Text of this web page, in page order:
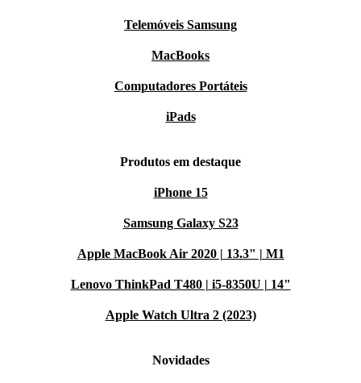
Telemóveis Samsung
MacBooks
Computadores Portáteis
iPads
Produtos em destaque
iPhone 15
Samsung Galaxy S23
Apple MacBook Air 2020 | 13.3" | M1
Lenovo ThinkPad T480 | i5-8350U | 14"
Apple Watch Ultra 2 (2023)
Novidades